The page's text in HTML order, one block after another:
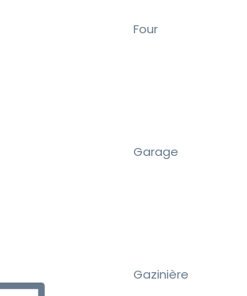
Four
Garage
Gazinière